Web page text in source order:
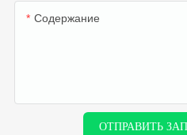
Содержание
ОТПРАВИТЬ